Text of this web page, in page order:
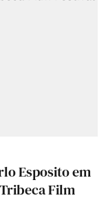
Esposito em
Film